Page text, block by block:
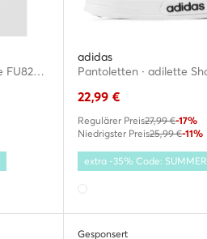
Pantoletten · adilette Lite FU8297 · Weiß
adidas
22,99 €
Regulärer Preis27,99 €-17%
Niedrigster Preis25,99 €-11%
extra -35% Code: SUMMER
Gesponsert